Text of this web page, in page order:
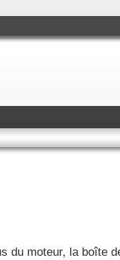
du moteur, la boîte